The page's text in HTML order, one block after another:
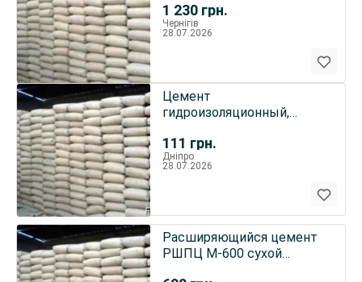
1 230 грн.
Чернігів
28.07.2026
111 грн.
Цемент
гидроизоляционный,
щелочестойкий,
безусадочный
Дніпро
28.07.2026
Расширяющийся цемент
РШПЦ М-600 сухой